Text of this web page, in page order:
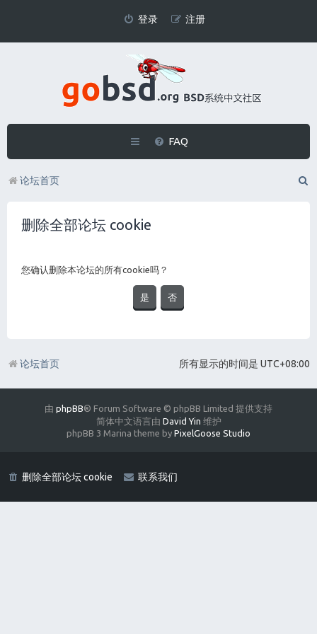
登录 注册
FAQ
论坛首页
删除全部论坛 cookie
您确认删除本论坛的所有cookie吗？
所有显示的时间是 UTC+08:00
论坛首页
由 phpBB® Forum Software © phpBB Limited 提供支持
简体中文语言由 David Yin 维护
phpBB 3 Marina theme by PixelGoose Studio
删除全部论坛 cookie 联系我们